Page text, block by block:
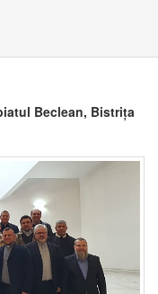
Beclean, Bistrița